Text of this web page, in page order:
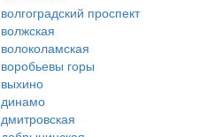
волгоградский проспект
волжская
волоколамская
воробьевы горы
выхино
динамо
дмитровская